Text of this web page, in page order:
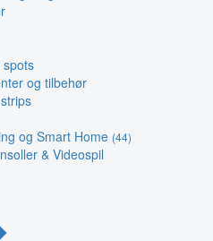
og tilbehør
og Smart Home (44)
& Videospil